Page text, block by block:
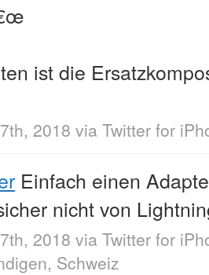
ist die
2018 via Twitter for
Einfach einen
nicht von
2018 via Twitter for
Schweiz